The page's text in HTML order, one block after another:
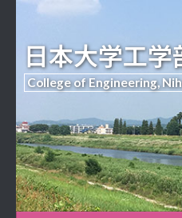
日本大学工学
College of Engineering,